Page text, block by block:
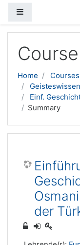
Home Courses
Einf.
Summary
der